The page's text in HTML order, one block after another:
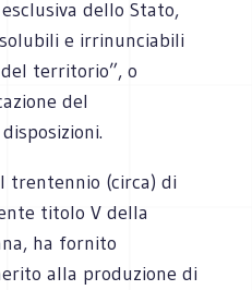
dello Stato,
e irrinunciabili
territorio”, o
del
trentennio (circa) di
titolo V della
ha fornito
alla produzione di